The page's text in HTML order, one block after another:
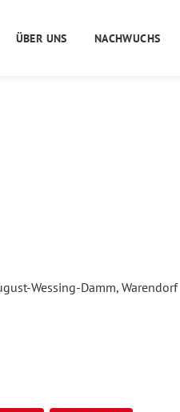
ÜBER UNS NACHWUCHS
Wessing-Damm, Warendorf